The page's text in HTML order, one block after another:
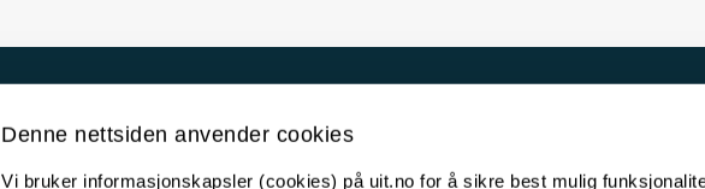
Denne nettsiden anvender cookies
Vi bruker informasjonskapsler (cookies) på uit.no for å sikre best mulig
For media